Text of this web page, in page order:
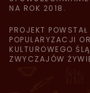
NA ROK 2018.
PROJEKT
POPULARYZACJI
KULTUROWEGO
ZWYCZAJÓW